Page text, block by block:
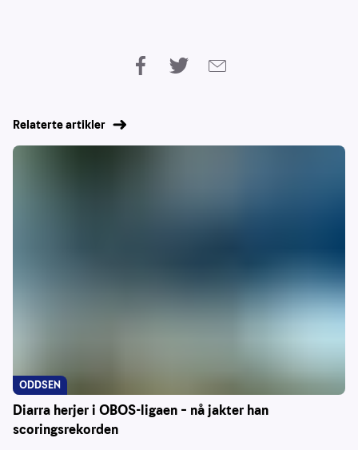
Relaterte artikler
Diarra herjer i OBOS-ligaen – nå jakter han
scoringsrekorden
ODDSEN